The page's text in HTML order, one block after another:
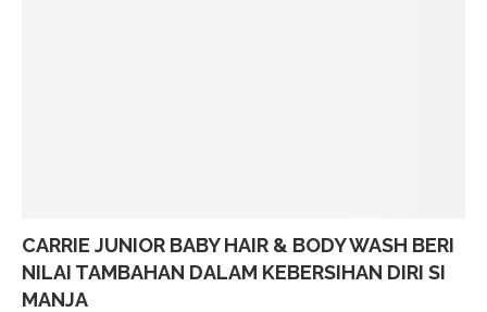
CARRIE JUNIOR BABY HAIR & BODY WASH BERI
NILAI TAMBAHAN DALAM KEBERSIHAN DIRI SI
MANJA